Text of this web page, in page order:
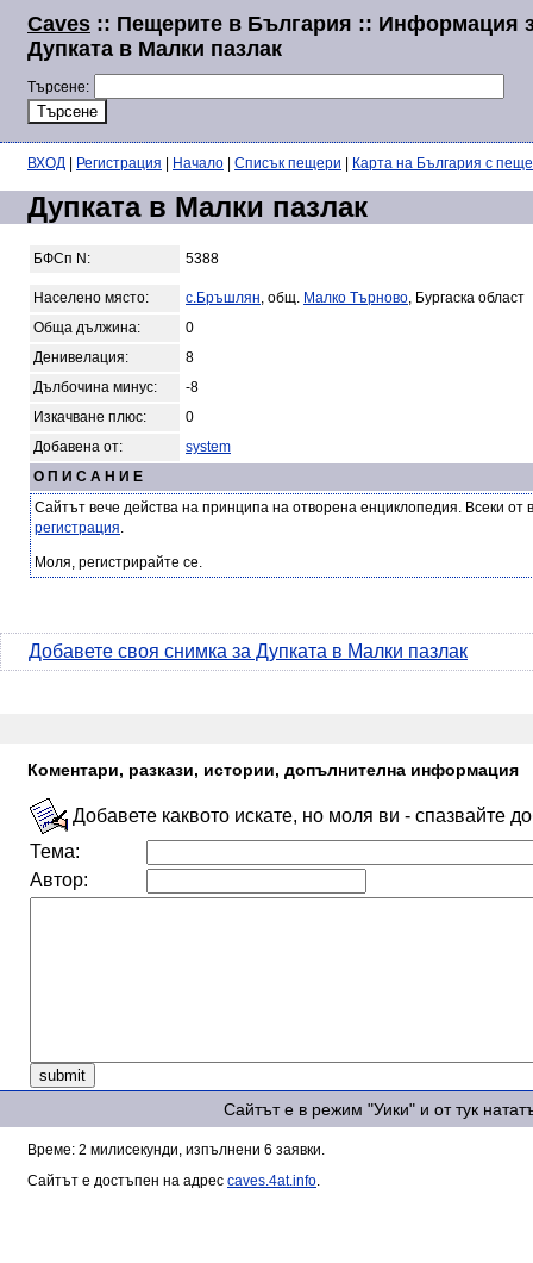
Caves :: Пещерите в България :: Информация
Дупката в Малки пазлак
Търсене:
ВХОД Регистрация Начало Списък пещери Карта на България с
Дупката в Малки пазлак
БФСп N: 5388
Населено място: с.Бръшлян, общ. Малко Търново, Бургаска област
Обща дължина:
0
Денивелация:
8
Дълбочина минус:
-8
Изкачване плюс:
0
Добавена от:
system
О П И С А Н И Е
Сайтът вече действа на принципа на отворена енциклопедия. Всеки
регистрация.
Моля, регистрирайте се.
Добавете своя снимка за Дупката в Малки пазлак
Коментари, разкази, истории, допълнителна информация
Добавете каквото искате, но моля ви - спазвайте
Тема:
Автор:
Сайтът е в режим "Уики" и от тук
Време: 2 милисекунди, изпълнени 6 заявки.
Сайтът е достъпен на адрес caves.4at.info.